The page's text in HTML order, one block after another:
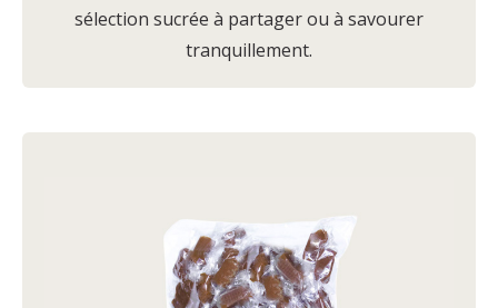
sélection sucrée à partager ou à savourer
tranquillement.